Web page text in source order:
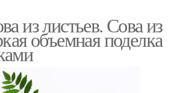
из листьев. Сова из
объемная поделка